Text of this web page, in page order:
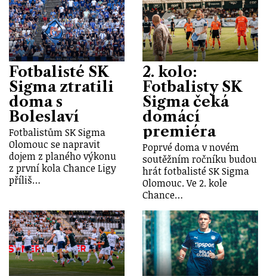
Fotbalisté SK
Sigma ztratili
doma s
Boleslaví
Fotbalistům SK Sigma
Olomouc se napravit
dojem z planého výkonu
z první kola Chance Ligy
příliš…
2. kolo:
Fotbalisty SK
Sigma čeká
domácí
premiéra
Poprvé doma v novém
soutěžním ročníku budou
hrát fotbalisté SK Sigma
Olomouc. Ve 2. kole
Chance…